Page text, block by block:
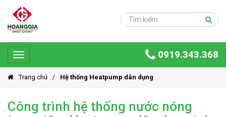
Toggle
navigation
0919.343.368
Trang
chủ
Sản
phẩm
Giải
Ứng
Trang chủ Hệ thống Heatpump dân dụng
Công trình hệ thống nước nóng